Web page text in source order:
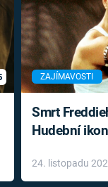
ZAJÍMAVOSTI
Smrt
Hudební
léky
24. listopadu